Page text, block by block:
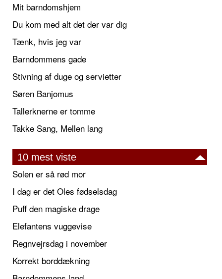
Mit barndomshjem
Du kom med alt det der var dig
Tænk, hvis jeg var
Barndommens gade
Stivning af duge og servietter
Søren Banjomus
Tallerknerne er tomme
Takke Sang, Mellen lang
10 mest viste
Solen er så rød mor
I dag er det Oles fødselsdag
Puff den magiske drage
Elefantens vuggevise
Regnvejrsdag i november
Korrekt borddækning